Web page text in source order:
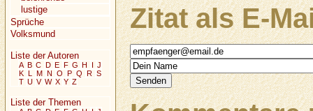
Zitat als E-
lustige
Sprüche
Volksmund
Liste der Autoren
A B C D E F G H I J
K L M N O P Q R S
T U V W X Y Z
Liste der Themen